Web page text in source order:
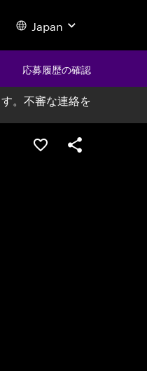
Japan
応募履歴の確認
。不審な連絡を
ポジションを保存す
シェア